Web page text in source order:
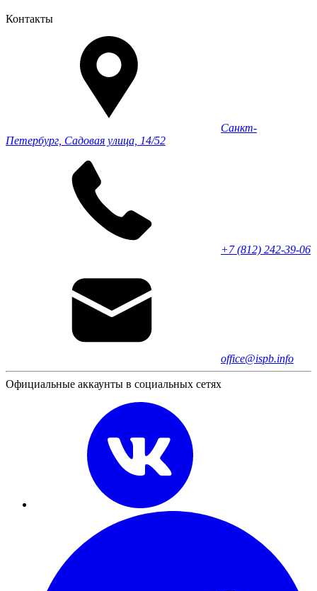
Контакты
Санкт-
Петербург, Садовая улица, 14/52
+7 (812) 242-39-06
office@ispb.info
Официальные аккаунты в социальных сетях